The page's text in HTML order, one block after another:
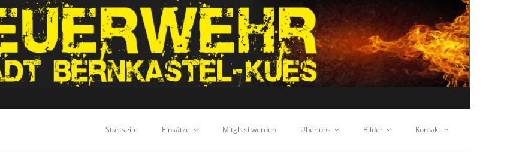
Startseite Einsätze Mitglied werden Über uns Bilder Kontakt